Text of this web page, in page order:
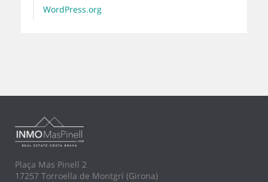
WordPress.org
Plaça Mas Pinell 2
17257 Torroella de Montgrí (Girona)